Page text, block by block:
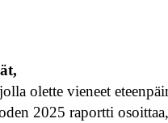
olette vieneet
2025 raportti